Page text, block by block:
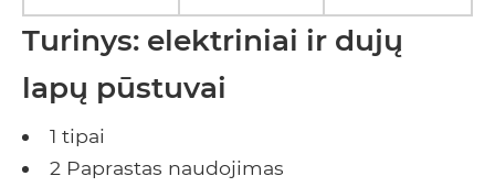
Turinys: elektriniai ir dujų
lapų pūstuvai
1 tipai
2 Paprastas naudojimas